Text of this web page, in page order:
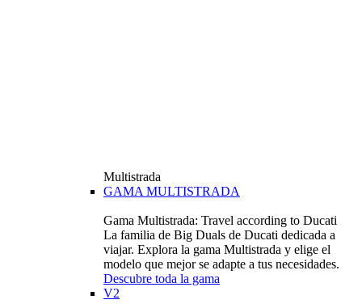
Multistrada
GAMA MULTISTRADA
Gama Multistrada: Travel according to Ducati
La familia de Big Duals de Ducati dedicada a
viajar. Explora la gama Multistrada y elige el
modelo que mejor se adapte a tus necesidades.
Descubre toda la gama
V2